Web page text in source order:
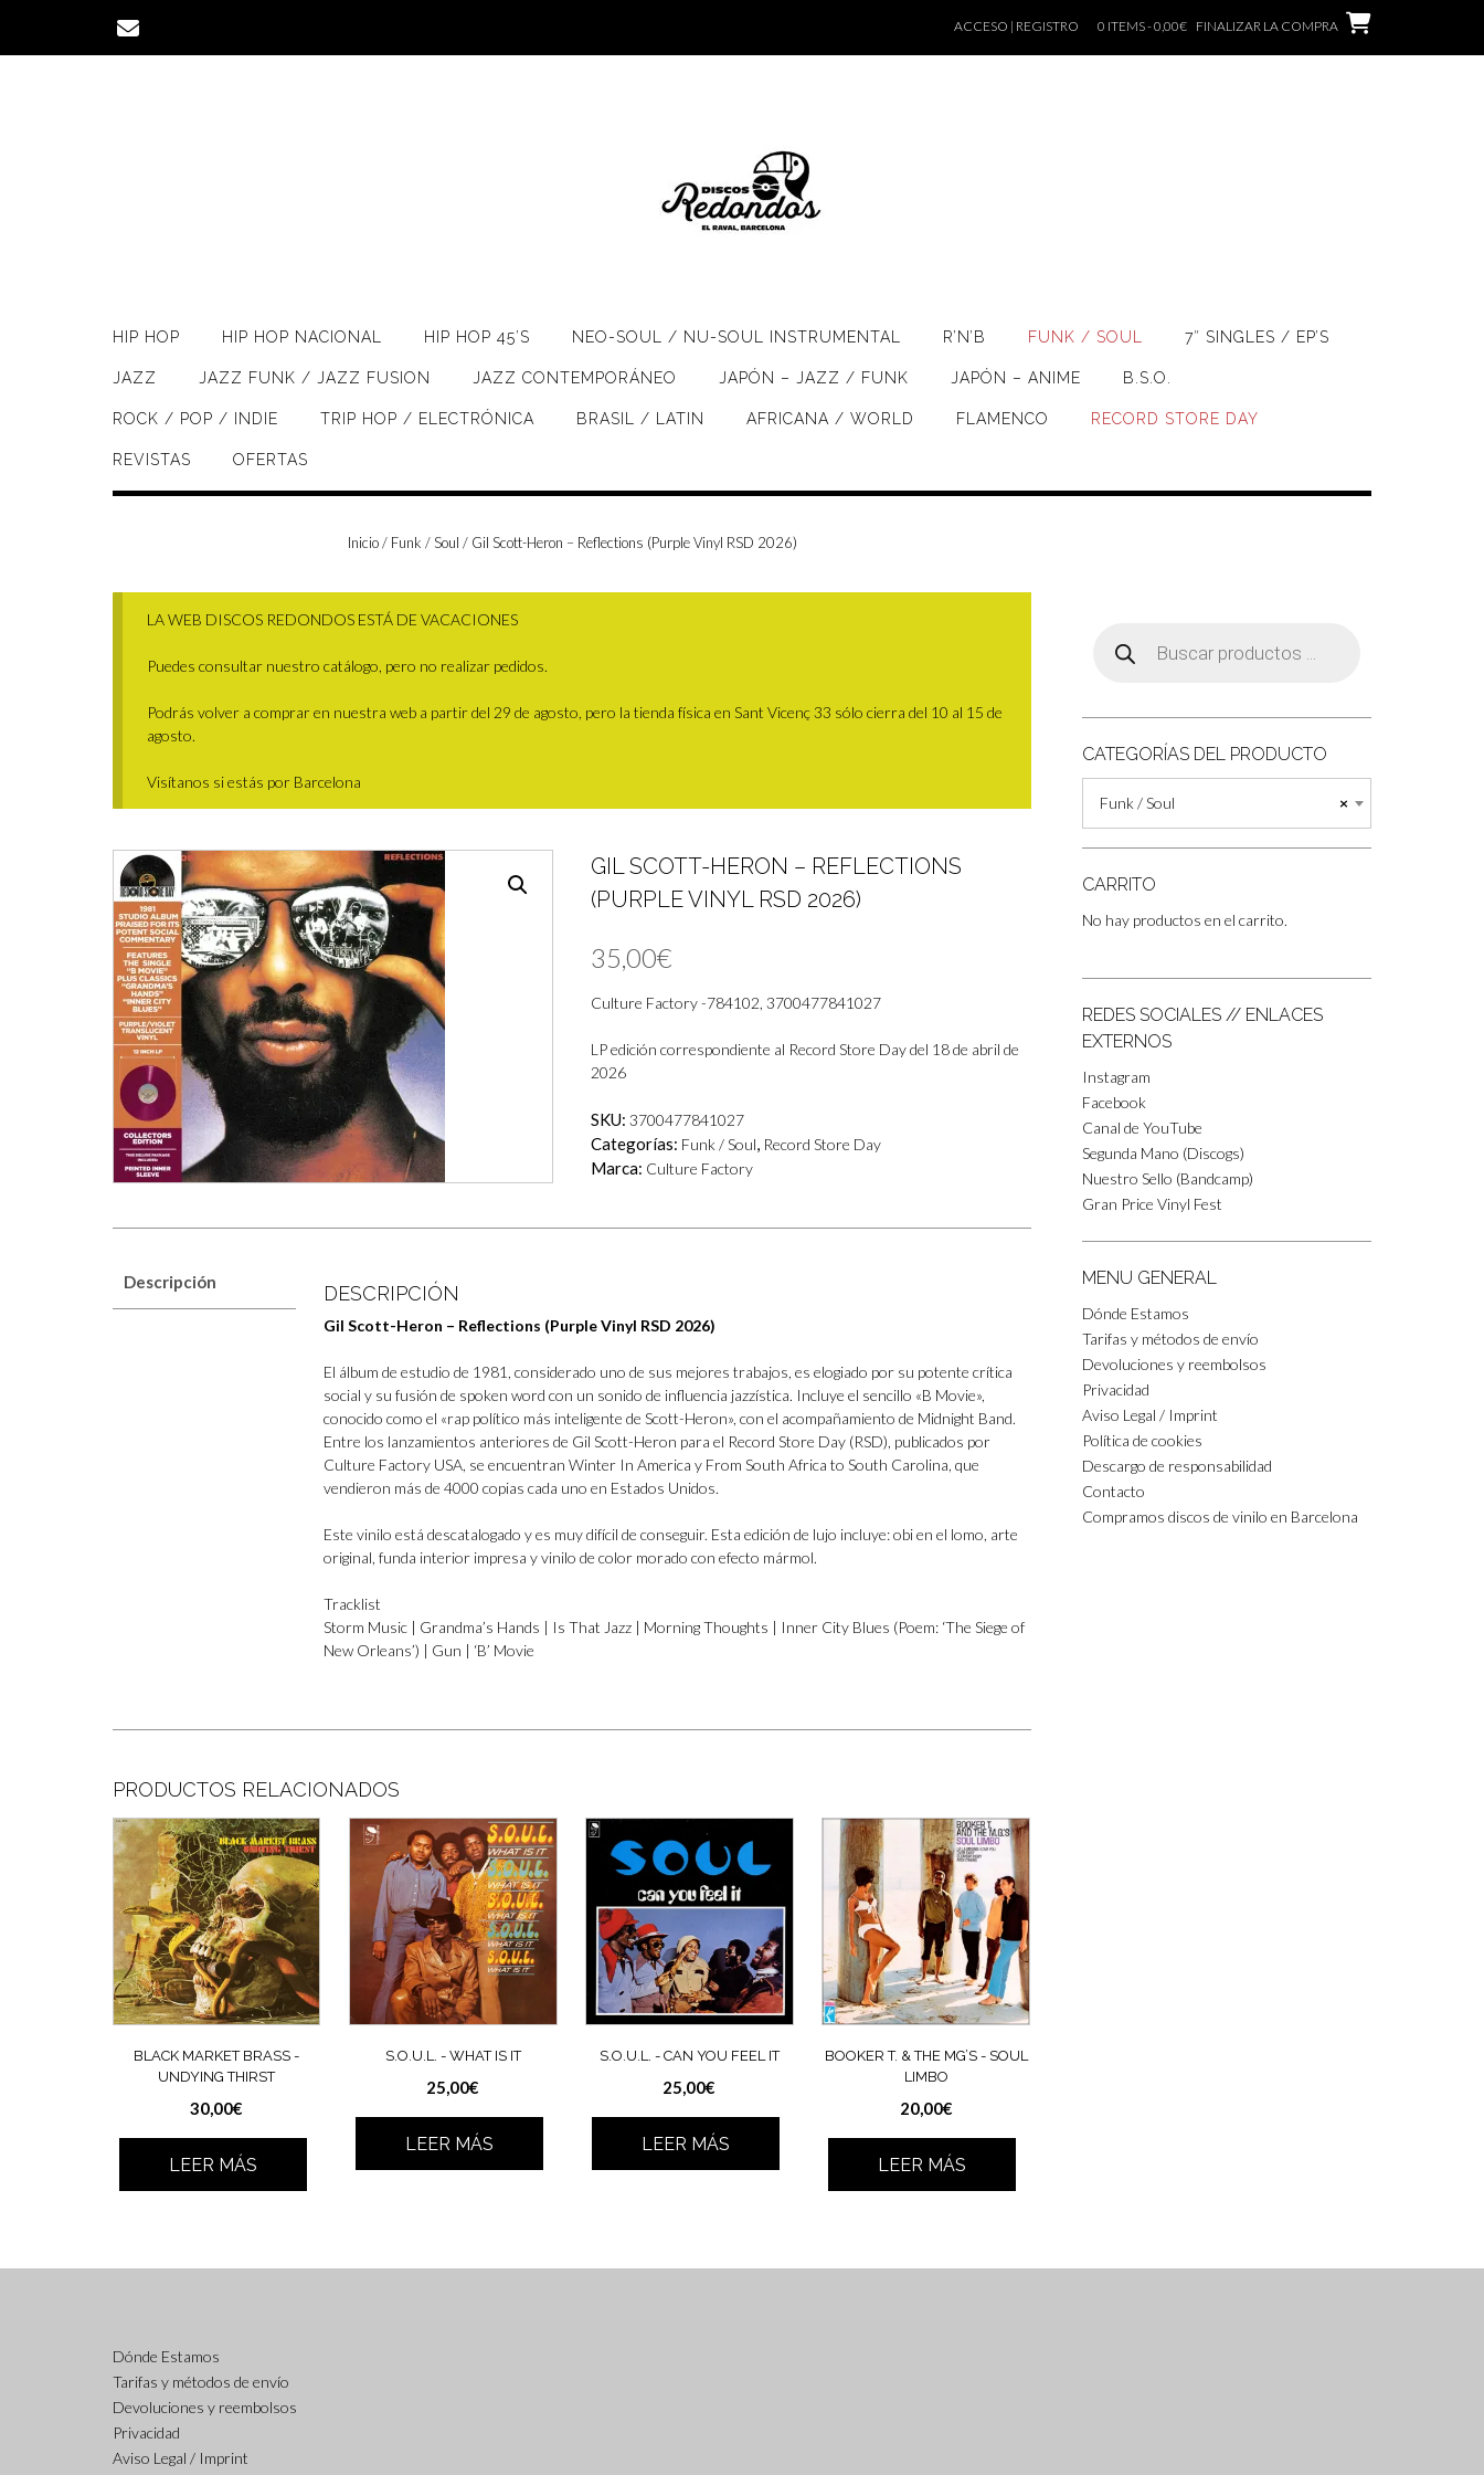
contenido
ACCESO | REGISTRO 0 ITEMS - 0,00€ FINALIZAR LA COMPRA
HIP HOP HIP HOP NACIONAL HIP HOP 45’S NEO-SOUL / NU-SOUL INSTRUMENTAL R’N’B FUNK / SOUL 7″ SINGLES / EP’S
JAZZ JAZZ FUNK / JAZZ FUSION JAZZ CONTEMPORÁNEO JAPÓN – JAZZ / FUNK JAPÓN – ANIME B.S.O.
ROCK / POP / INDIE TRIP HOP / ELECTRÓNICA BRASIL / LATIN AFRICANA / WORLD FLAMENCO RECORD STORE DAY
REVISTAS OFERTAS
Inicio/ Funk / Soul / Gil Scott-Heron – Reflections (Purple Vinyl RSD 2026)
LA WEB DISCOS REDONDOS ESTÁ DE VACACIONES
Puedes consultar nuestro catálogo, pero no realizar pedidos.
Podrás volver a comprar en nuestra web a partir del 29 de agosto, pero la tienda física en Sant Vicenç 33 sólo cierra del 10 al 15 de
agosto.
Visítanos si estás por Barcelona
GIL SCOTT-HERON – REFLECTIONS
(PURPLE VINYL RSD 2026)
35,00€
Culture Factory -784102, 3700477841027
LP edición correspondiente al Record Store Day del 18 de abril de
2026
SKU: 3700477841027
Categorías: Funk / Soul, Record Store Day
Marca: Culture Factory
Descripción DESCRIPCIÓN
Gil Scott-Heron – Reflections (Purple Vinyl RSD 2026)
El álbum de estudio de 1981, considerado uno de sus mejores trabajos, es elogiado por su potente crítica
social y su fusión de spoken word con un sonido de influencia jazzística. Incluye el sencillo «B Movie»,
conocido como el «rap político más inteligente de Scott-Heron», con el acompañamiento de Midnight Band.
Entre los lanzamientos anteriores de Gil Scott-Heron para el Record Store Day (RSD), publicados por
Culture Factory USA, se encuentran Winter In America y From South Africa to South Carolina, que
vendieron más de 4000 copias cada uno en Estados Unidos.
Este vinilo está descatalogado y es muy difícil de conseguir. Esta edición de lujo incluye: obi en el lomo, arte
original, funda interior impresa y vinilo de color morado con efecto mármol.
Tracklist
Storm Music | Grandma’s Hands | Is That Jazz | Morning Thoughts | Inner City Blues (Poem: ‘The Siege of
New Orleans’) | Gun | ‘B’ Movie
PRODUCTOS RELACIONADOS
BLACK MARKET BRASS ‎-
UNDYING THIRST
30,00€
LEER MÁS
S.O.U.L. ‎- WHAT IS IT
25,00€
LEER MÁS
S.O.U.L. ‎- CAN YOU FEEL IT
25,00€
LEER MÁS
BOOKER T. & THE MG’S ‎- SOUL
LIMBO
20,00€
LEER MÁS
productos
CATEGORÍAS DEL PRODUCTO
×
Funk / Soul
CARRITO
No hay productos en el carrito.
REDES SOCIALES // ENLACES
EXTERNOS
Instagram
Facebook
Canal de YouTube
Segunda Mano (Discogs)
Nuestro Sello (Bandcamp)
Gran Price Vinyl Fest
MENU GENERAL
Dónde Estamos
Tarifas y métodos de envío
Devoluciones y reembolsos
Privacidad
Aviso Legal / Imprint
Política de cookies
Descargo de responsabilidad
Contacto
Compramos discos de vinilo en Barcelona
Dónde Estamos
Tarifas y métodos de envío
Devoluciones y reembolsos
Privacidad
Aviso Legal / Imprint